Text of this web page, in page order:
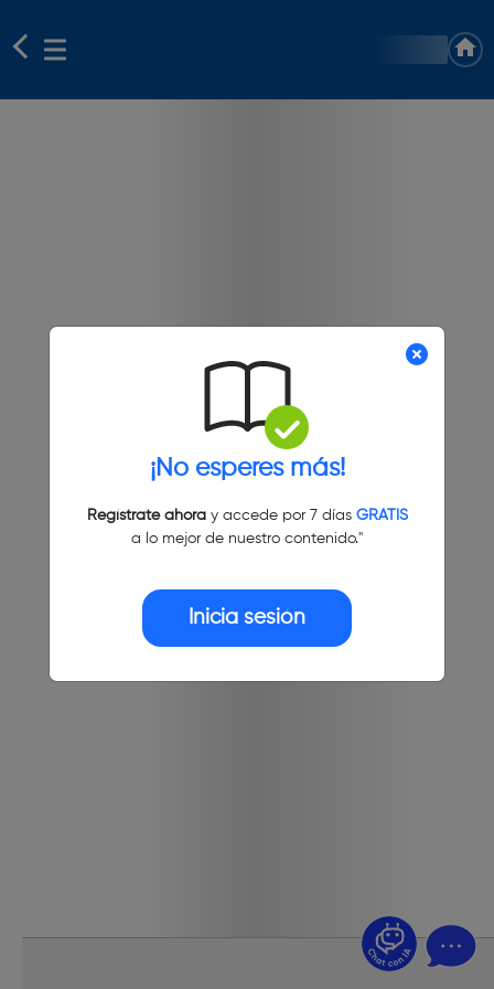
¡No esperes más!
Regístrate ahoray accede por 7 días GRATIS
a lo mejor de nuestro contenido."
Inicia sesión